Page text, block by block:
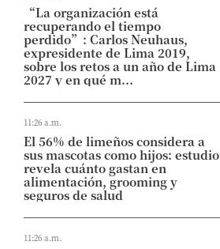
“La organización está
recuperando el tiempo
perdido”: Carlos Neuhaus,
expresidente de Lima 2019,
sobre los retos a un año de Lima
2027 y en qué m...
11:26 a.m.
El 56% de limeños considera a
sus mascotas como hijos: estudio
revela cuánto gastan en
alimentación, grooming y
seguros de salud
11:26 a.m.